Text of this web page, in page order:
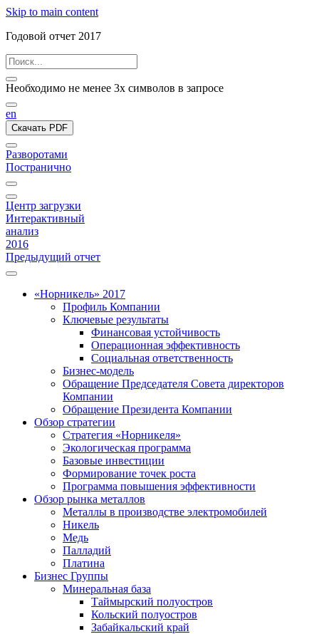
Skip to main content
Годовой отчет 2017
Необходимо не менее 3х символов в запросе
en
Скачать PDF
Разворотами
Постранично
Центр загрузки
Интерактивный
анализ
2016
Предыдущий отчет
«Норникель» 2017
Профиль Компании
Ключевые результаты
Финансовая устойчивость
Операционная эффективность
Социальная ответственность
Бизнес-модель
Обращение Председателя Совета директоров
Компании
Обращение Президента Компании
Обзор стратегии
Стратегия «Норникеля»
Экологическая программа
Базовые инвестиции
Формирование точек роста
Программа повышения эффективности
Обзор рынка металлов
Металлы в производстве электромобилей
Никель
Медь
Палладий
Платина
Бизнес Группы
Минеральная база
Таймырский полуостров
Кольский полуостров
Забайкальский край